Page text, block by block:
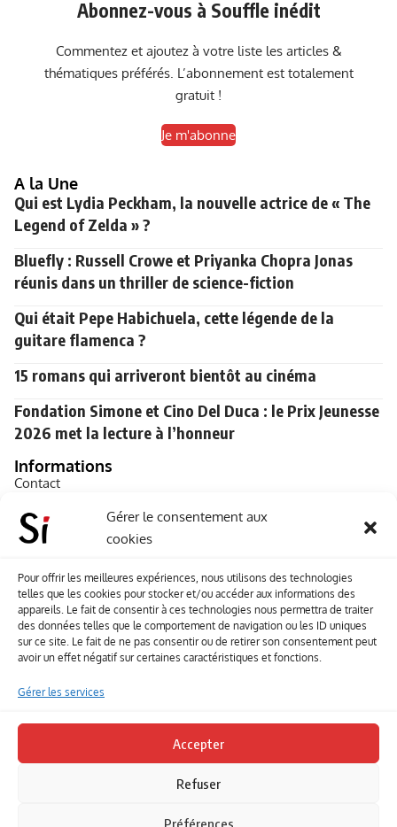
Gérer le consentement aux
cookies
Pour offrir les meilleures expériences, nous utilisons des technologies
telles que les cookies pour stocker et/ou accéder aux informations des
appareils. Le fait de consentir à ces technologies nous permettra de traiter
des données telles que le comportement de navigation ou les ID uniques
sur ce site. Le fait de ne pas consentir ou de retirer son consentement peut
avoir un effet négatif sur certaines caractéristiques et fonctions.
Gérer les services
Accepter
Refuser
Préférences
Abonnez-vous à Souffle inédit
Commentez et ajoutez à votre liste les articles &
thématiques préférés. L’abonnement est totalement
gratuit !
Je m'abonne
A la Une
Qui est Lydia Peckham, la nouvelle actrice de « The
Legend of Zelda » ?
Bluefly : Russell Crowe et Priyanka Chopra Jonas
réunis dans un thriller de science-fiction
Qui était Pepe Habichuela, cette légende de la
guitare flamenca ?
15 romans qui arriveront bientôt au cinéma
Fondation Simone et Cino Del Duca : le Prix Jeunesse
2026 met la lecture à l’honneur
Informations
Contact
A propos de Souffle inédit
L’équipe
Sitemap
Envoyez-nous vos créations artisitiques
Envie que vos votre contenu soit publié sur le site
Contact
Suivez-nous